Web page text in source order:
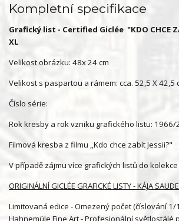
Kompletní specifikace
Grafický list - Certified Giclée "KDO CHCE
XL
Velikost obrázku: 48x 24 cm
Velikost s paspartou a rámem: cca. 52,5 X 42,5
Číslo série:
Rok kresby a rok vzniku grafického listu: 1966/
Filmová kresba z filmu ,,Kdo chce zabít Jessii?"
V případě zájmu více grafických listů do
ORIGINÁLNÍ GICLÉE GRAFICKÉ LISTY - KÁJA
Limitovaná edice - Omezený počet (číslování
Hahnemüle Fine Art - Profesionální světlostálé